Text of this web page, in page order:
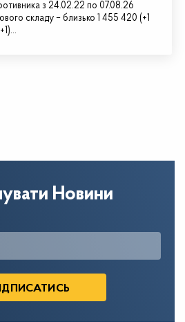
з 24.02.22 по 07.08.26
складу – близько 1 455 420 (+1
Новини